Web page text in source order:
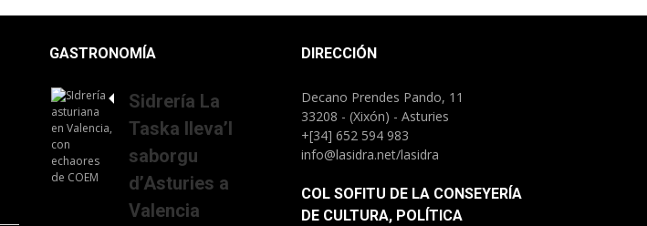
GASTRONOMÍA
Sidrería La
Taska lleva’l
saborgu
d’Asturies a
Valencia
DIRECCIÓN
Decano Prendes Pando, 11
33208 - (Xixón) - Asturies
+[34] 652 594 983
info@lasidra.net/lasidra
COL SOFITU DE LA CONSEYERÍA
DE CULTURA, POLÍTICA